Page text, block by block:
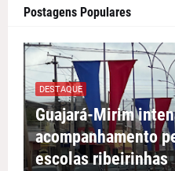
Postagens Populares
DESTAQUE
Guajará-Mirim
acompanhamento
escolas ribeirinhas